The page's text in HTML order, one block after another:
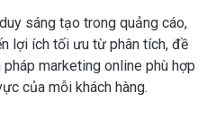
sáng tạo trong quảng cáo,
lợi ích tối ưu từ phân tích, đề
marketing online phù hợp
của mỗi khách hàng.